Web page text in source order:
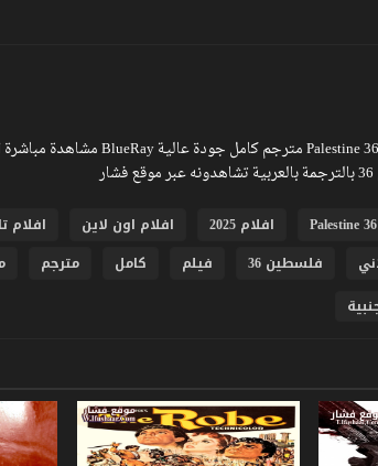
Palestine 36 افلام 2025 افلام اون لاين افلام
فلسطين 36 فيلم كامل مترجم